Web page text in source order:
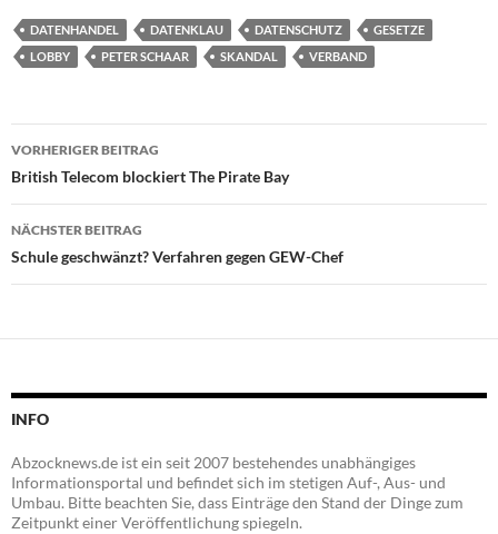
DATENHANDEL DATENKLAU DATENSCHUTZ
GESETZE
LOBBY
PETER SCHAAR SKANDAL VERBAND
Beitragsnavigation
VORHERIGER BEITRAG
British Telecom blockiert The Pirate Bay
NÄCHSTER BEITRAG
Schule geschwänzt? Verfahren gegen GEW-Chef
INFO
Abzocknews.de ist ein seit 2007 bestehendes unabhängiges
Informationsportal und befindet sich im stetigen Auf-, Aus- und
Umbau. Bitte beachten Sie, dass Einträge den Stand der Dinge zum
Zeitpunkt einer Veröffentlichung spiegeln.